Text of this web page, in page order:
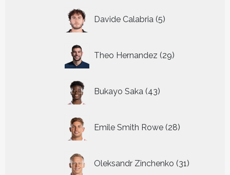
Davide Calabria 5
producten
Theo Hernandez 29
producten
Bukayo Saka 43
producten
Emile Smith Rowe 28
producten
Oleksandr Zinchenko 31
producten